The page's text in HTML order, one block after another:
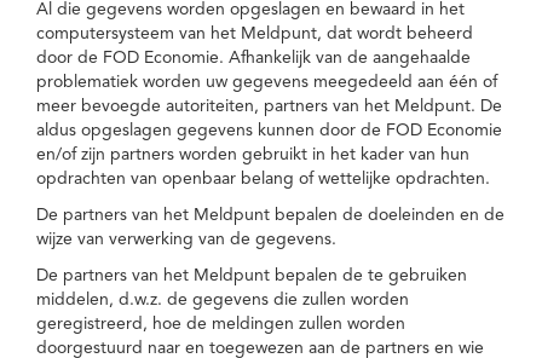
Al die gegevens worden opgeslagen en bewaard in het
computersysteem van het Meldpunt, dat wordt beheerd
door de FOD Economie. Afhankelijk van de aangehaalde
problematiek worden uw gegevens meegedeeld aan één of
meer bevoegde autoriteiten, partners van het Meldpunt. De
aldus opgeslagen gegevens kunnen door de FOD Economie
en/of zijn partners worden gebruikt in het kader van hun
opdrachten van openbaar belang of wettelijke opdrachten.
De partners van het Meldpunt bepalen de doeleinden en de
wijze van verwerking van de gegevens.
De partners van het Meldpunt bepalen de te gebruiken
middelen, d.w.z. de gegevens die zullen worden
geregistreerd, hoe de meldingen zullen worden
doorgestuurd naar en toegewezen aan de partners en wie